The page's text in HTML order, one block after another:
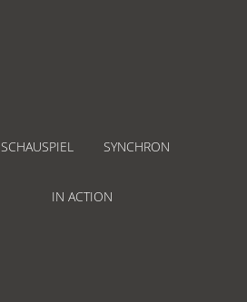
SCHAUSPIEL
SYNCHRON
IN ACTION